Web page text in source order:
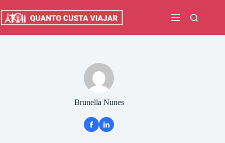
para
Brunella Nunes